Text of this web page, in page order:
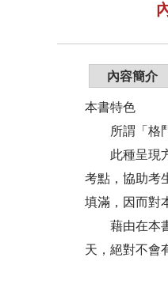
內容簡介
本書特色
所謂「格鬥
此種呈現方
考點，協助考
填滿，因而對
藉由在本書
天，絕對不會